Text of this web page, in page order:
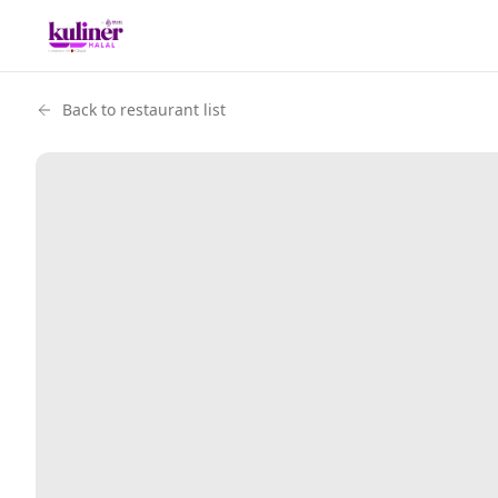
Back to restaurant list